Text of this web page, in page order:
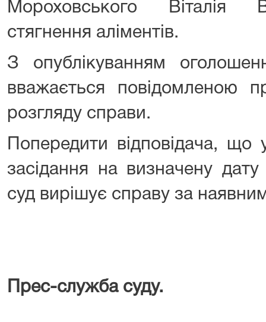
Мороховського Віталія
стягнення аліментів.
З опублікуванням
вважається повідомленою
розгляду справи.
Попередити відповідача,
засідання на визначену
суд вирішує справу за
Прес-служба суду.